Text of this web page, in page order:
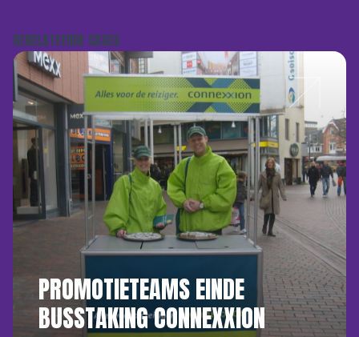
GERELATEERDE CASES
PROMOTIETEAMS EINDE
BUSSTAKING CONNEXXION